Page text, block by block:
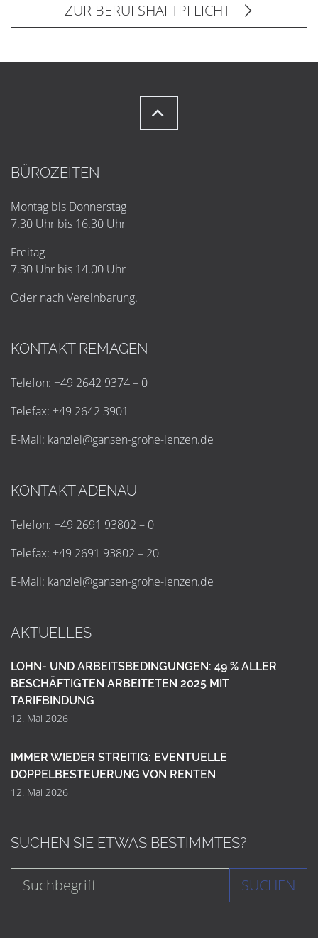
ZUR BERUFSHAFTPFLICHT
BÜROZEITEN
Montag bis Donnerstag
7.30 Uhr bis 16.30 Uhr
Freitag
7.30 Uhr bis 14.00 Uhr
Oder nach Vereinbarung.
KONTAKT REMAGEN
Telefon: +49 2642 9374 – 0
Telefax: +49 2642 3901
E-Mail: kanzlei@gansen-grohe-lenzen.de
KONTAKT ADENAU
Telefon: +49 2691 93802 – 0
Telefax: +49 2691 93802 – 20
E-Mail: kanzlei@gansen-grohe-lenzen.de
AKTUELLES
LOHN- UND ARBEITSBEDINGUNGEN: 49 % ALLER
BESCHÄFTIGTEN ARBEITETEN 2025 MIT
TARIFBINDUNG
12. Mai 2026
IMMER WIEDER STREITIG: EVENTUELLE
DOPPELBESTEUERUNG VON RENTEN
12. Mai 2026
SUCHEN SIE ETWAS BESTIMMTES?
SUCHEN